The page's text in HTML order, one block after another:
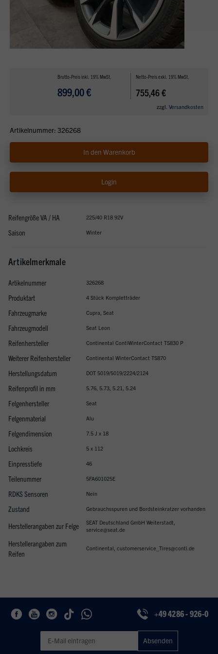
Brutto-Preis inkl. 19% MwSt.
899,00 €
Netto-Preis exkl. 19% MwSt.
755,46 €
zzgl. Versandkosten
Artikelnummer: 326268
In den Warenkorb
Login
Reifengröße VA / HA 225/40 R18 92V
Saison Winter
Artikelmerkmale
Artikelnummer 326268
Produktart 4 Stück Kompletträder
Fahrzeugmarke Cupra, Seat
Fahrzeugmodell Seat Leon
Reifenhersteller Continental ContiWinterContact TS830 P
Weiterer Reifenhersteller Continental WinterContact TS870
Herstellungsdatum DOT 5019/5019/2224/2124
Reifenprofil in mm 5.76, 5.73, 5.21, 5.24
Felgenhersteller Seat
Felgenmaterial Alu
Felgendimension 7.5 J x 18
Lochkreis 5 x 112
Einpresstiefe 46
Teilenummer 5FA601025E
RDKS Sensoren Nein
Zustand Gebrauchsspuren und Bordsteinkratzer vorhanden
Herstellerangaben zur Felge
SEAT Deutschland GmbH Weiterstadt,
service@seat.de
Herstellerangaben zum
Reifen
Continental, customerservice_Tires@conti.de
+49 4286 - 926-0
Geben Sie eine gültige E-Mail-Adresse für den Newsletter ein